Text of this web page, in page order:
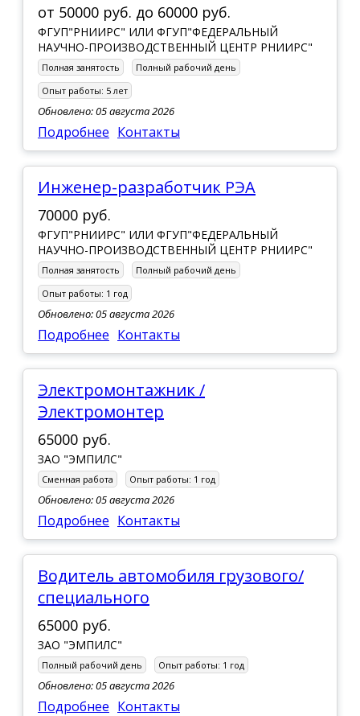
от 50000 руб. до 60000 руб.
ФГУП"РНИИРС" ИЛИ ФГУП"ФЕДЕРАЛЬНЫЙ
НАУЧНО-ПРОИЗВОДСТВЕННЫЙ ЦЕНТР РНИИРС"
Полная занятость
Полный рабочий день
Опыт работы: 5 лет
Обновлено: 05 августа 2026
Подробнее Контакты
Инженер-разработчик РЭА
70000 руб.
ФГУП"РНИИРС" ИЛИ ФГУП"ФЕДЕРАЛЬНЫЙ
НАУЧНО-ПРОИЗВОДСТВЕННЫЙ ЦЕНТР РНИИРС"
Полная занятость
Полный рабочий день
Опыт работы: 1 год
Обновлено: 05 августа 2026
Подробнее Контакты
Электромонтажник /
Электромонтер
65000 руб.
ЗАО "ЭМПИЛС"
Сменная работа Опыт работы: 1 год
Обновлено: 05 августа 2026
Подробнее Контакты
Водитель автомобиля грузового/
специального
65000 руб.
ЗАО "ЭМПИЛС"
Полный рабочий день Опыт работы: 1 год
Обновлено: 05 августа 2026
Подробнее Контакты